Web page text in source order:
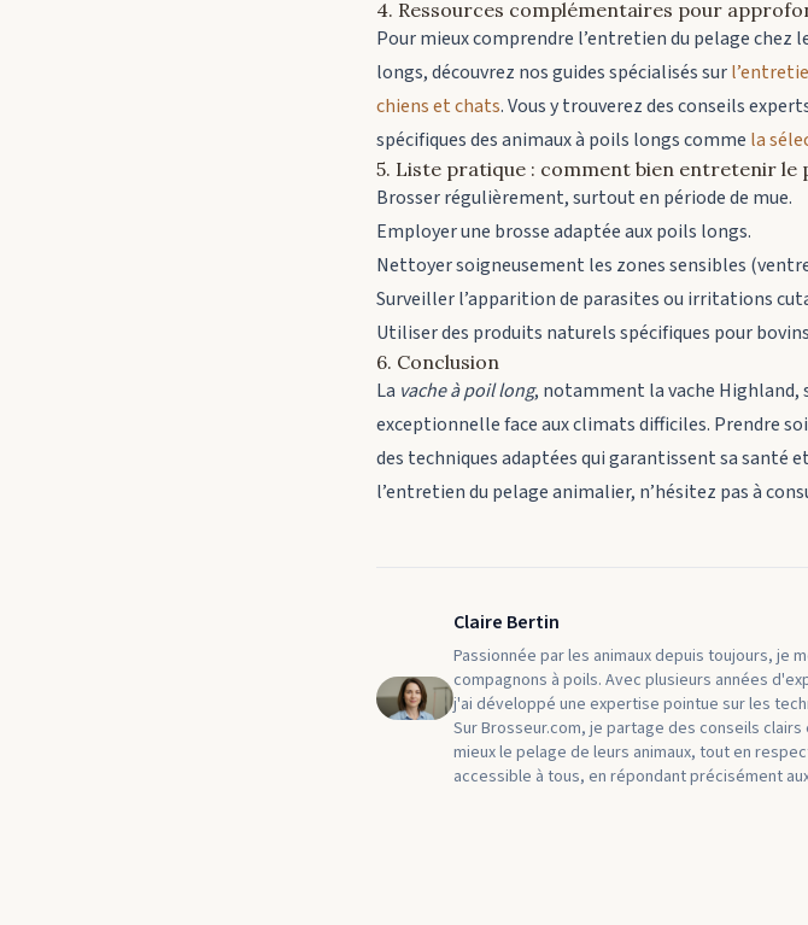
4. Ressources complémentaires pour
Pour mieux comprendre l’entretien du pelage
longs, découvrez nos guides spécialisés sur
chiens et chats. Vous y trouverez des conseils
spécifiques des animaux à poils longs comme la
5. Liste pratique : comment bien entretenir le
Brosser régulièrement, surtout en période de mue.
Employer une brosse adaptée aux poils longs.
Nettoyer soigneusement les zones sensibles
Surveiller l’apparition de parasites ou irritations
Utiliser des produits naturels spécifiques pour
6. Conclusion
La vache à poil long, notamment la vache Highland,
exceptionnelle face aux climats difficiles. Prendre
des techniques adaptées qui garantissent sa santé
l’entretien du pelage animalier, n’hésitez pas à
Claire Bertin
Passionnée par les animaux depuis toujours, je
compagnons à poils. Avec plusieurs années
j'ai développé une expertise pointue sur les
Sur Brosseur.com, je partage des conseils
mieux le pelage de leurs animaux, tout en
accessible à tous, en répondant précisément